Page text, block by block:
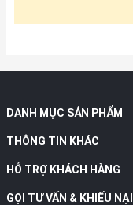
DANH MỤC SẢN PHẨM
THÔNG TIN KHÁC
HỖ TRỢ KHÁCH HÀNG
GỌI TƯ VẤN & KHIẾU NẠI